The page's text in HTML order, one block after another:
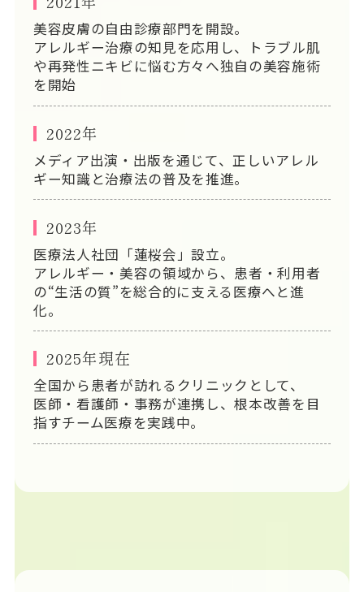
美容皮膚の自由診療部門を開設。
アレルギー治療の知見を応用し、トラブル肌
や再発性ニキビに悩む方々へ独自の美容施術
を開始
2022年
メディア出演・出版を通じて、正しいアレル
ギー知識と治療法の普及を推進。
2023年
医療法人社団「蓮桜会」設立。
アレルギー・美容の領域から、患者・利用者
の“生活の質”を総合的に支える医療へと進
化。
2025年現在
全国から患者が訪れるクリニックとして、
医師・看護師・事務が連携し、根本改善を目
指すチーム医療を実践中。